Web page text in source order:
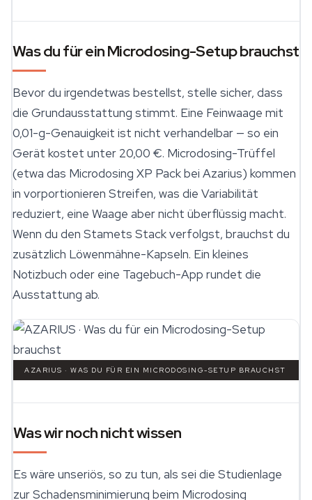
Was du für ein Microdosing-Setup brauchst
Bevor du irgendetwas bestellst, stelle sicher, dass
die Grundausstattung stimmt. Eine Feinwaage mit
0,01-g-Genauigkeit ist nicht verhandelbar — so ein
Gerät kostet unter 20,00 €. Microdosing-Trüffel
(etwa das Microdosing XP Pack bei Azarius) kommen
in vorportionieren Streifen, was die Variabilität
reduziert, eine Waage aber nicht überflüssig macht.
Wenn du den Stamets Stack verfolgst, brauchst du
zusätzlich Löwenmähne-Kapseln. Ein kleines
Notizbuch oder eine Tagebuch-App rundet die
Ausstattung ab.
AZARIUS · WAS DU FÜR EIN MICRODOSING-SETUP BRAUCHST
Was wir noch nicht wissen
Es wäre unseriös, so zu tun, als sei die Studienlage
zur Schadensminimierung beim Microdosing